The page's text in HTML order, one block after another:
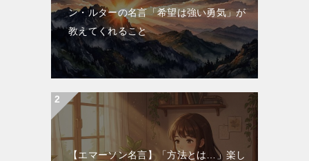
ン・ルターの名言「希望は強い勇気」が
教えてくれること
【エマーソン名言】「方法とは…」楽し